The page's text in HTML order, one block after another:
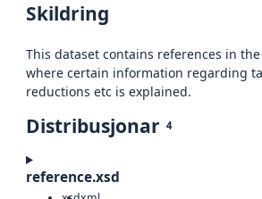
Skildring
This dataset contains references in
where certain information regarding
reductions etc is explained.
Distribusjonar 4
reference.xsd